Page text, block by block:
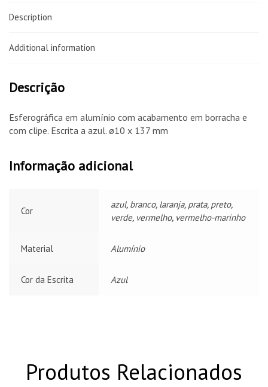
Description
Additional information
Descrição
Esferográfica em alumínio com acabamento em borracha e
com clipe. Escrita a azul. ø10 x 137 mm
Informação adicional
Cor
azul, branco, laranja, prata, preto,
verde, vermelho, vermelho-marinho
Material Alumínio
Cor da Escrita Azul
Produtos Relacionados